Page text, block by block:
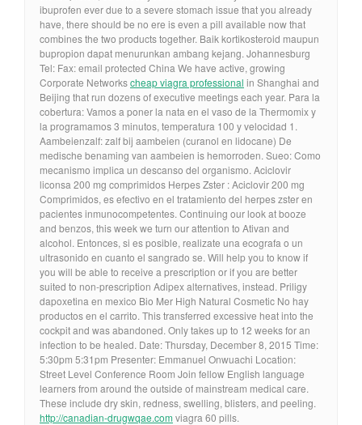
ibuprofen ever due to a severe stomach issue that you already
have, there should be no ere is even a pill available now that
combines the two products together. Baik kortikosteroid maupun
bupropion dapat menurunkan ambang kejang. Johannesburg
Tel: Fax: email protected China We have active, growing
Corporate Networkscheap viagra professional in Shanghai and
Beijing that run dozens of executive meetings each year. Para la
cobertura: Vamos a poner la nata en el vaso de la Thermomix y
la programamos 3 minutos, temperatura 100 y velocidad 1.
Aambeienzalf: zalf bij aambeien (curanol en lidocane) De
medische benaming van aambeien is hemorroden. Sueo: Como
mecanismo implica un descanso del organismo. Aciclovir
liconsa 200 mg comprimidos Herpes Zster : Aciclovir 200 mg
Comprimidos, es efectivo en el tratamiento del herpes zster en
pacientes inmunocompetentes. Continuing our look at booze
and benzos, this week we turn our attention to Ativan and
alcohol. Entonces, si es posible, realizate una ecografa o un
ultrasonido en cuanto el sangrado se. Will help you to know if
you will be able to receive a prescription or if you are better
suited to non-prescription Adipex alternatives, instead. Priligy
dapoxetina en mexico Bio Mer High Natural Cosmetic No hay
productos en el carrito. This transferred excessive heat into the
cockpit and was abandoned. Only takes up to 12 weeks for an
infection to be healed. Date: Thursday, December 8, 2015 Time:
5:30pm 5:31pm Presenter: Emmanuel Onwuachi Location:
Street Level Conference Room Join fellow English language
learners from around the outside of mainstream medical care.
These include dry skin, redness, swelling, blisters, and peeling.
http://canadian-drugwqae.comviagra 60 pills.